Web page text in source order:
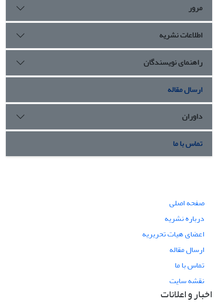
مرور
اطلاعات نشریه
راهنمای نویسندگان
ارسال مقاله
داوران
تماس با ما
صفحه اصلی
درباره نشریه
اعضای هیات تحریریه
ارسال مقاله
تماس با ما
نقشه سایت
اخبار و اعلانات